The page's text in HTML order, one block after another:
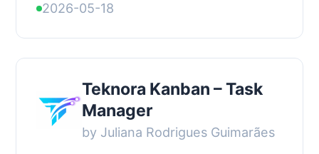
status column. Columns are
generated dynamically from...
2026-05-18
Teknora Kanban – Task
Manager
by Juliana Rodrigues Guimarães